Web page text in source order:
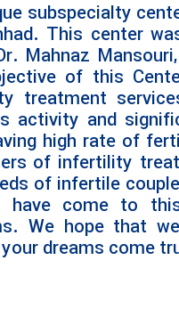
subspecialty
This center
Mahnaz
of this
treatment
activity and
high rate of
of infertility
of infertile
have come to
We hope that
dreams come